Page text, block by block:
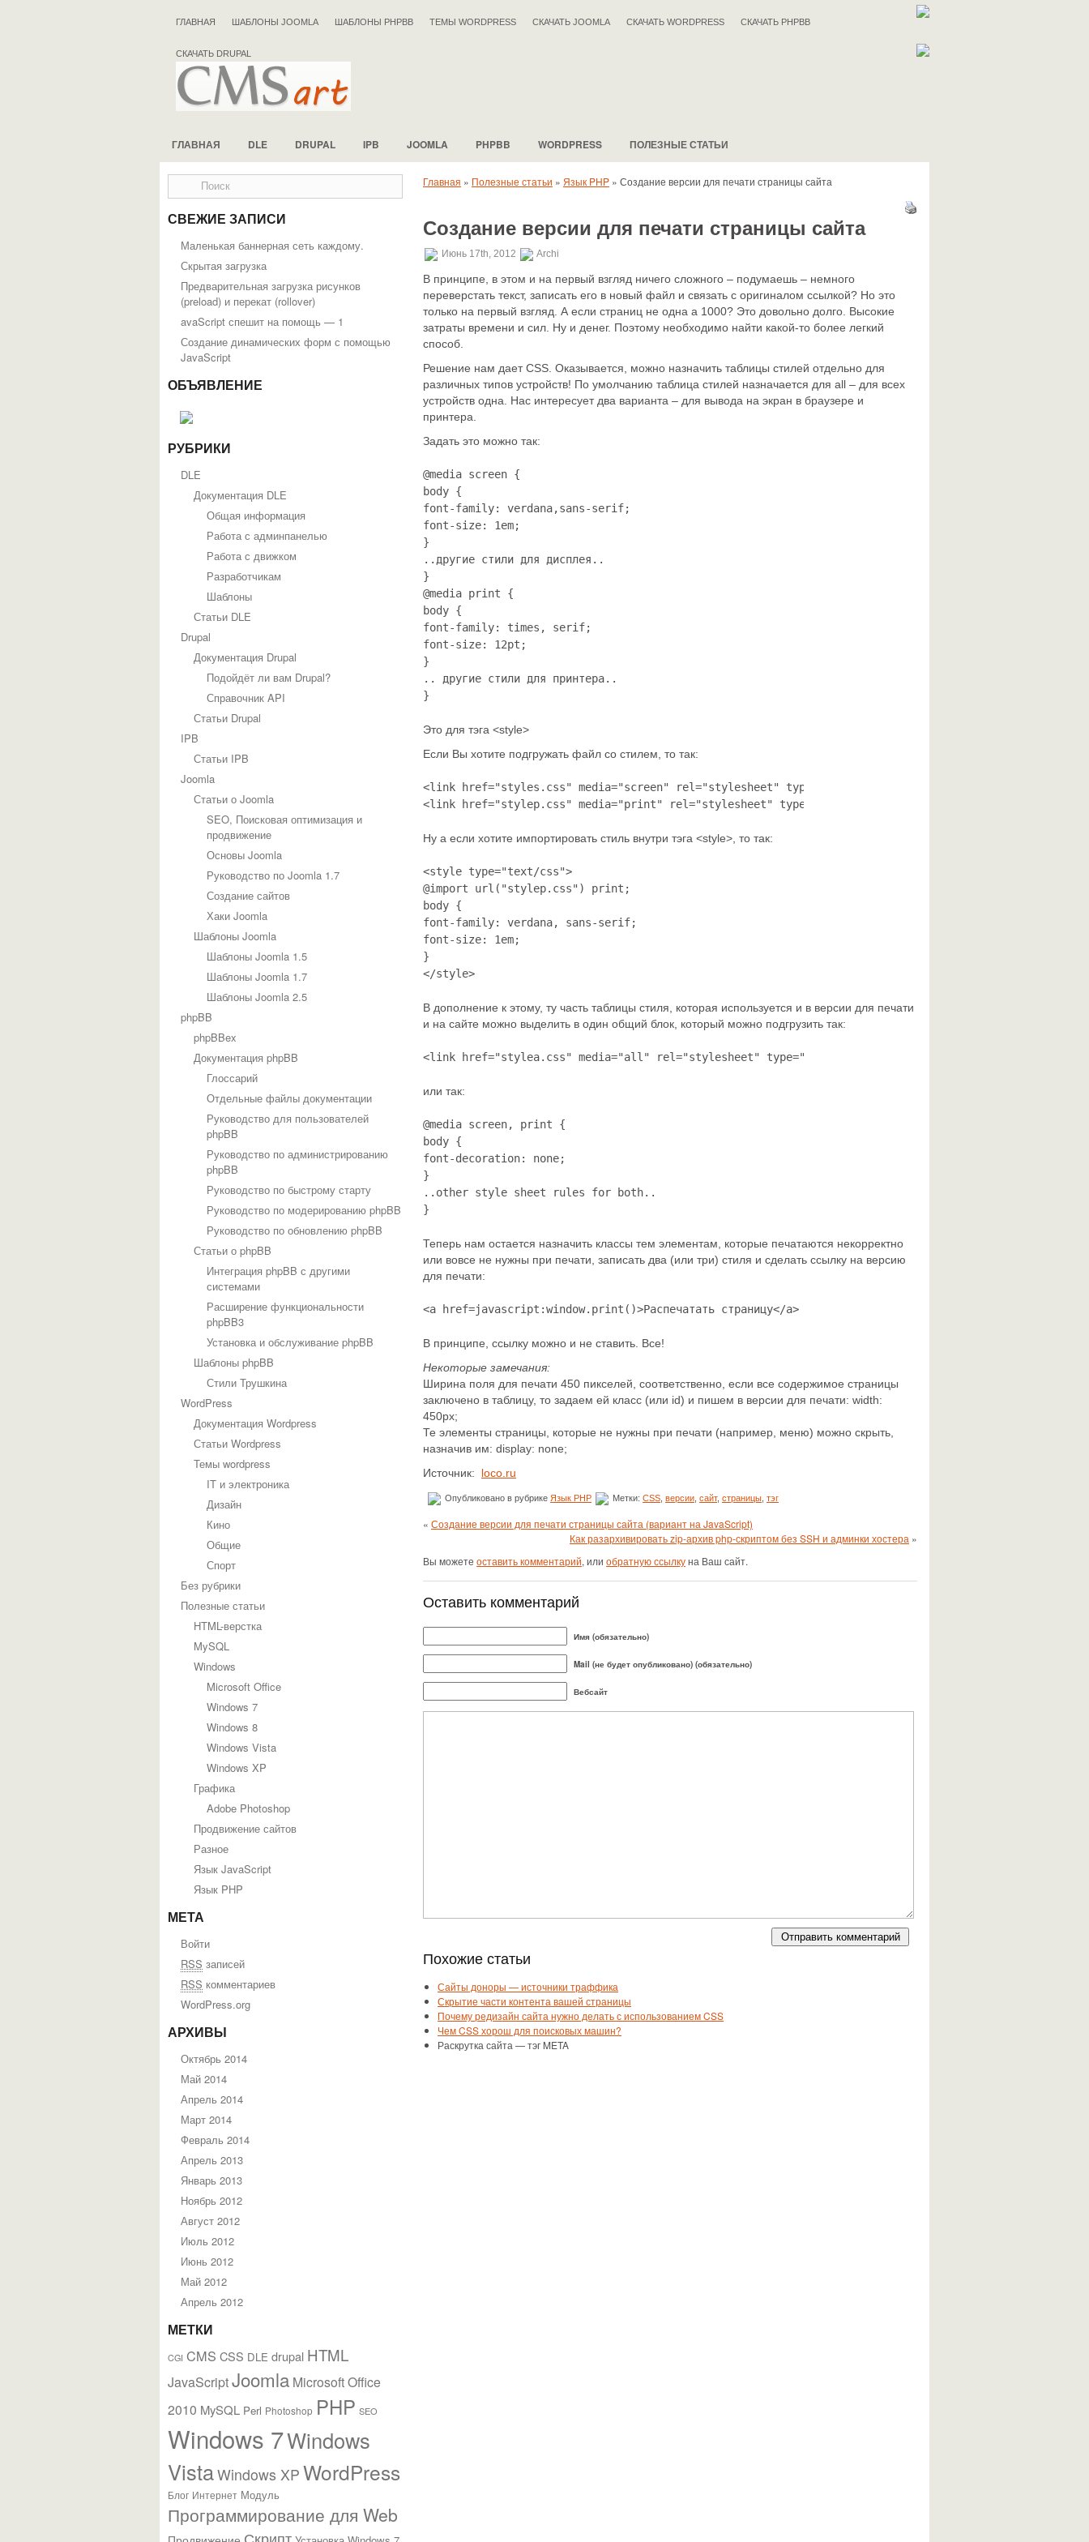
ГЛАВНАЯ ШАБЛОНЫ JOOMLA ШАБЛОНЫ PHPBB ТЕМЫ WORDPRESS СКАЧАТЬ JOOMLA СКАЧАТЬ WORDPRESS СКАЧАТЬ PHPBB
СКАЧАТЬ DRUPAL
ГЛАВНАЯ DLE DRUPAL IPB JOOMLA PHPBB WORDPRESS ПОЛЕЗНЫЕ СТАТЬИ
СВЕЖИЕ ЗАПИСИ
Маленькая баннерная сеть каждому.
Скрытая загрузка
Предварительная загрузка рисунков
(preload) и перекат (rollover)
avaScript спешит на помощь — 1
Создание динамических форм с помощью
JavaScript
ОБЪЯВЛЕНИЕ
РУБРИКИ
DLE
Документация DLE
Общая информация
Работа с админпанелью
Работа с движком
Разработчикам
Шаблоны
Статьи DLE
Drupal
Документация Drupal
Подойдёт ли вам Drupal?
Справочник API
Статьи Drupal
IPB
Статьи IPB
Joomla
Статьи о Joomla
SEO, Поисковая оптимизация и
продвижение
Основы Joomla
Руководство по Joomla 1.7
Создание сайтов
Хаки Joomla
Шаблоны Joomla
Шаблоны Joomla 1.5
Шаблоны Joomla 1.7
Шаблоны Joomla 2.5
phpBB
phpBBex
Документация phpBB
Глоссарий
Отдельные файлы документации
Руководство для пользователей
phpBB
Руководство по администрированию
phpBB
Руководство по быстрому старту
Руководство по модерированию phpBB
Руководство по обновлению phpBB
Статьи о phpBB
Интеграция phpBB с другими
системами
Расширение функциональности
phpBB3
Установка и обслуживание phpBB
Шаблоны phpBB
Стили Трушкина
WordPress
Документация Wordpress
Статьи Wordpress
Темы wordpress
IT и электроника
Дизайн
Кино
Общие
Спорт
Без рубрики
Полезные статьи
HTML-верстка
MySQL
Windows
Microsoft Office
Windows 7
Windows 8
Windows Vista
Windows XP
Графика
Adobe Photoshop
Продвижение сайтов
Разное
Язык JavaScript
Язык PHP
МЕТА
Войти
RSS записей
RSS комментариев
WordPress.org
АРХИВЫ
Октябрь 2014
Май 2014
Апрель 2014
Март 2014
Февраль 2014
Апрель 2013
Январь 2013
Ноябрь 2012
Август 2012
Июль 2012
Июнь 2012
Май 2012
Апрель 2012
МЕТКИ
CGI CMS CSS DLE drupal HTML
JavaScriptJoomla Microsoft Office
2010 MySQL Perl Photoshop PHP SEO
Windows 7Windows
VistaWindows XP WordPress
Блог Интернет Модуль
Программирование для Web
Главная » Полезные статьи » Язык PHP » Создание версии для печати страницы сайта
Создание версии для печати страницы сайта
Июнь 17th, 2012 Archi
В принципе, в этом и на первый взгляд ничего сложного – подумаешь – немного
переверстать текст, записать его в новый файл и связать с оригиналом ссылкой? Но это
только на первый взгляд. А если страниц не одна а 1000? Это довольно долго. Высокие
затраты времени и сил. Ну и денег. Поэтому необходимо найти какой-то более легкий
способ.
Решение нам дает CSS. Оказывается, можно назначить таблицы стилей отдельно для
различных типов устройств! По умолчанию таблица стилей назначается для all – для всех
устройств одна. Нас интересует два варианта – для вывода на экран в браузере и
принтера.
Задать это можно так:
@media screen {
body {
font-family: verdana,sans-serif;
font-size: 1em;
}
..другие стили для дисплея..
}
@media print {
body {
font-family: times, serif;
font-size: 12pt;
}
.. другие стили для принтера..
}
Это для тэга <style>
Если Вы хотите подгружать файл со стилем, то так:
<link href="styles.css" media="screen" rel="stylesheet" type="text/css">
<link href="stylep.css" media="print" rel="stylesheet" type="text/css">
Ну а если хотите импортировать стиль внутри тэга <style>, то так:
<style type="text/css">
@import url("stylep.css") print;
body {
font-family: verdana, sans-serif;
font-size: 1em;
}
</style>
В дополнение к этому, ту часть таблицы стиля, которая используется и в версии для печати
и на сайте можно выделить в один общий блок, который можно подгрузить так:
<link href="stylea.css" media="all" rel="stylesheet" type="text/css">
или так:
@media screen, print {
body {
font-decoration: none;
}
..other style sheet rules for both..
}
Теперь нам остается назначить классы тем элементам, которые печатаются некорректно
или вовсе не нужны при печати, записать два (или три) стиля и сделать ссылку на версию
для печати:
<a href=javascript:window.print()>Распечатать страницу</a>
В принципе, ссылку можно и не ставить. Все!
Некоторые замечания:
Ширина поля для печати 450 пикселей, соответственно, если все содержимое страницы
заключено в таблицу, то задаем ей класс (или id) и пишем в версии для печати: width:
450px;
Те элементы страницы, которые не нужны при печати (например, меню) можно скрыть,
назначив им: display: none;
Источник: loco.ru
Опубликовано в рубрике Язык PHP Метки: CSS версии сайт, страницы тэг
« Создание версии для печати страницы сайта (вариант на JavaScript)
Как разархивировать zip-архив php-скриптом без SSH и админки хостера »
Вы можете оставить комментарий, или обратную ссылкуна Ваш сайт.
Оставить комментарий
Имя (обязательно)
Mail (не будет опубликовано) (обязательно)
Вебсайт
Похожие статьи
Сайты доноры — источники траффика
Скрытие части контента вашей страницы
Почему редизайн сайта нужно делать с использованием CSS
Чем CSS хорош для поисковых машин?
Раскрутка сайта — тэг META